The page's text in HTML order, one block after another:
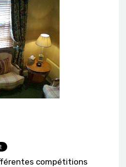
compétitions